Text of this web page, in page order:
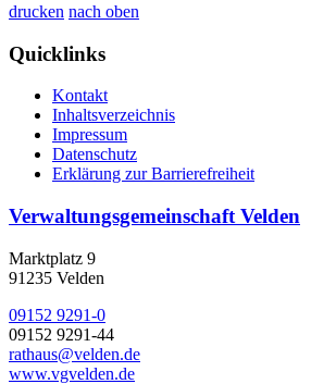
drucken nach oben
Quicklinks
Kontakt
Inhaltsverzeichnis
Impressum
Datenschutz
Erklärung zur Barrierefreiheit
Verwaltungsgemeinschaft Velden
Marktplatz 9
91235 Velden
09152 9291-0
09152 9291-44
rathaus@velden.de
www.vgvelden.de